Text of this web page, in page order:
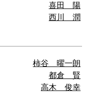
喜田 陽
西川 潤
柿谷 曜一朗
都倉 賢
高木 俊幸